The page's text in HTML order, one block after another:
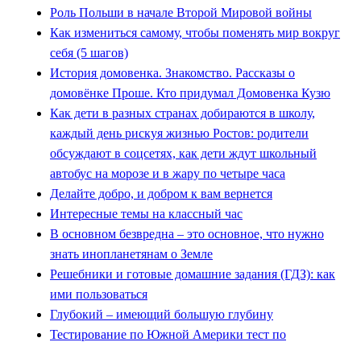
Роль Польши в начале Второй Мировой войны
Как измениться самому, чтобы поменять мир вокруг
себя (5 шагов)
История домовенка. Знакомство. Рассказы о
домовёнке Проше. Кто придумал Домовенка Кузю
Как дети в разных странах добираются в школу,
каждый день рискуя жизнью Ростов: родители
обсуждают в соцсетях, как дети ждут школьный
автобус на морозе и в жару по четыре часа
Делайте добро, и добром к вам вернется
Интересные темы на классный час
В основном безвредна – это основное, что нужно
знать инопланетянам о Земле
Решебники и готовые домашние задания (ГДЗ): как
ими пользоваться
Глубокий – имеющий большую глубину
Тестирование по Южной Америки тест по